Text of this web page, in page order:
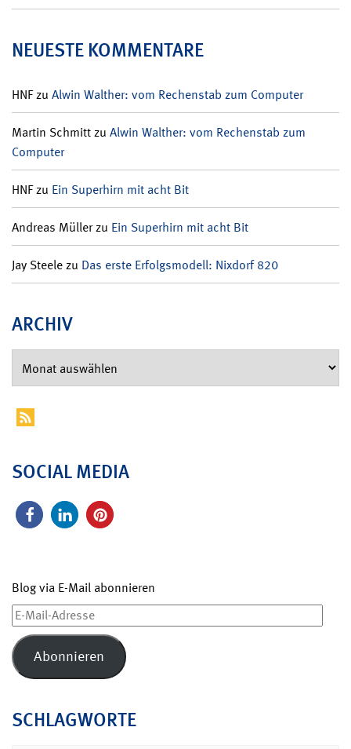
NEUESTE KOMMENTARE
HNFzu Alwin Walther: vom Rechenstab zum Computer
Martin Schmittzu Alwin Walther: vom Rechenstab zum
Computer
HNFzu Ein Superhirn mit acht Bit
Andreas Müllerzu Ein Superhirn mit acht Bit
Jay Steelezu Das erste Erfolgsmodell: Nixdorf 820
ARCHIV
SOCIAL MEDIA
Blog via E-Mail abonnieren
E-
Mail-
Adresse
Abonnieren
SCHLAGWORTE